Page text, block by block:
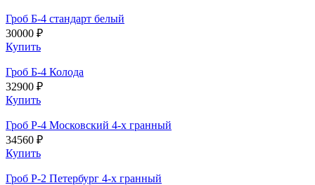
Гроб Б-4 стандарт белый
30000 ₽
Купить
Гроб Б-4 Колода
32900 ₽
Купить
Гроб Р-4 Московский 4-х гранный
34560 ₽
Купить
Гроб Р-2 Петербург 4-х гранный